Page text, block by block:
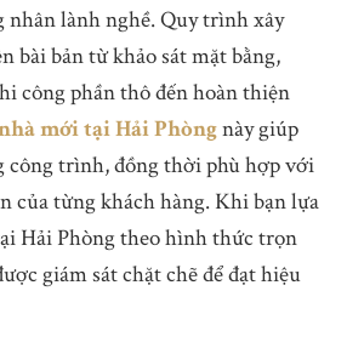
nhân lành nghề. Quy trình xây
bài bản từ khảo sát mặt bằng,
công phần thô đến hoàn thiện
mới tại Hải Phòngnày giúp
công trình, đồng thời phù hợp với
của từng khách hàng. Khi bạn lựa
Hải Phòng theo hình thức trọn
giám sát chặt chẽ để đạt hiệu